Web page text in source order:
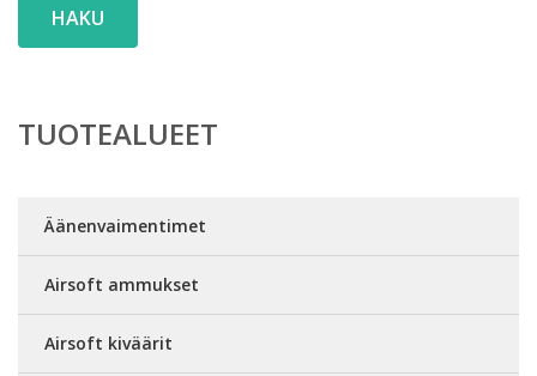
HAKU
TUOTEALUEET
Äänenvaimentimet
Airsoft ammukset
Airsoft kiväärit